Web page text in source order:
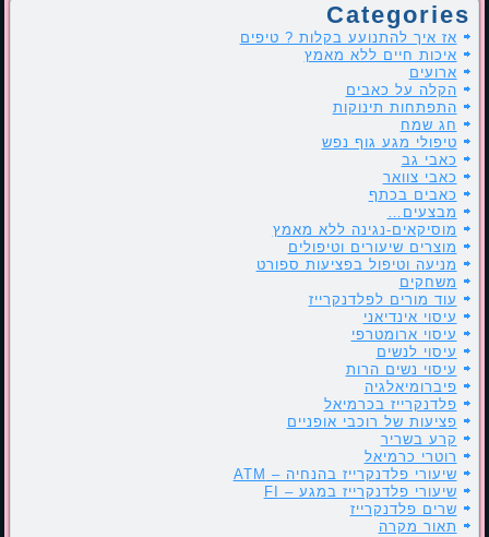
Categories
אז איך להתנועע בקלות ? טיפים
איכות חיים ללא מאמץ
ארועים
הקלה על כאבים
התפתחות תינוקות
חג שמח
טיפולי מגע גוף נפש
כאבי גב
כאבי צוואר
כאבים בכתף
מבצעים…
מוסיקאים-נגינה ללא מאמץ
מוצרים שיעורים וטיפולים
מניעה וטיפול בפציעות ספורט
משחקים
עוד מורים לפלדנקרייז
עיסוי אינדיאני
עיסוי ארומטרפי
עיסוי לנשים
עיסוי נשים הרות
פיברומיאלגיה
פלדנקרייז בכרמיאל
פציעות של רוכבי אופניים
קרע בשריר
רוטרי כרמיאל
שיעורי פלדנקרייז בהנחיה – ATM
שיעורי פלדנקרייז במגע – FI
שרים פלדנקרייז
תאור מקרה